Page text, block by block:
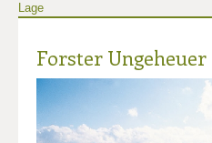
Lage
Forster Ungeheuer